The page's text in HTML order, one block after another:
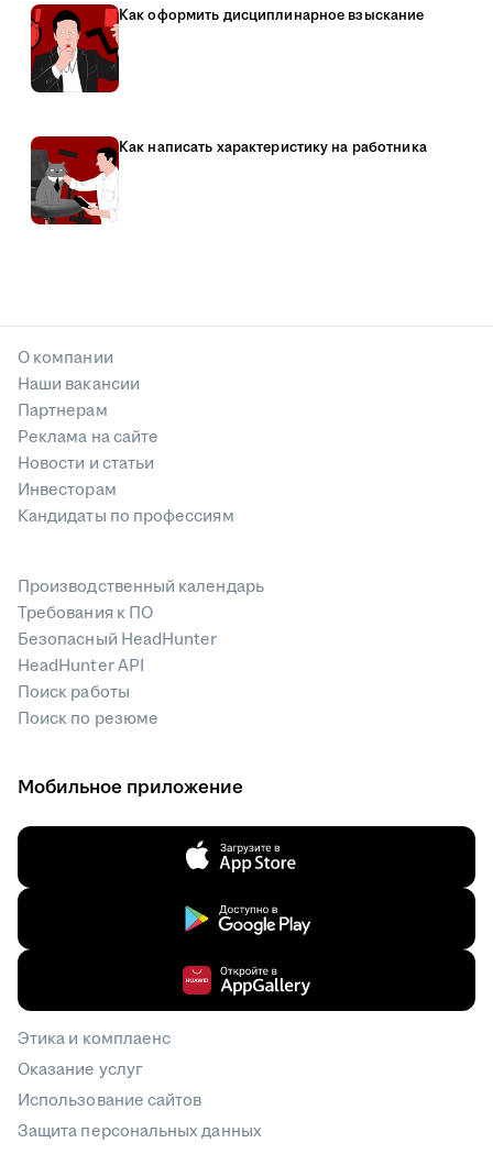
Как оформить дисциплинарное взыскание
Как написать характеристику на работника
О компании
Наши вакансии
Партнерам
Реклама на сайте
Новости и статьи
Инвесторам
Кандидаты по профессиям
Производственный календарь
Требования к ПО
Безопасный HeadHunter
HeadHunter API
Поиск работы
Поиск по резюме
Мобильное приложение
Этика и комплаенс
Оказание услуг
Использование сайтов
Защита персональных данных